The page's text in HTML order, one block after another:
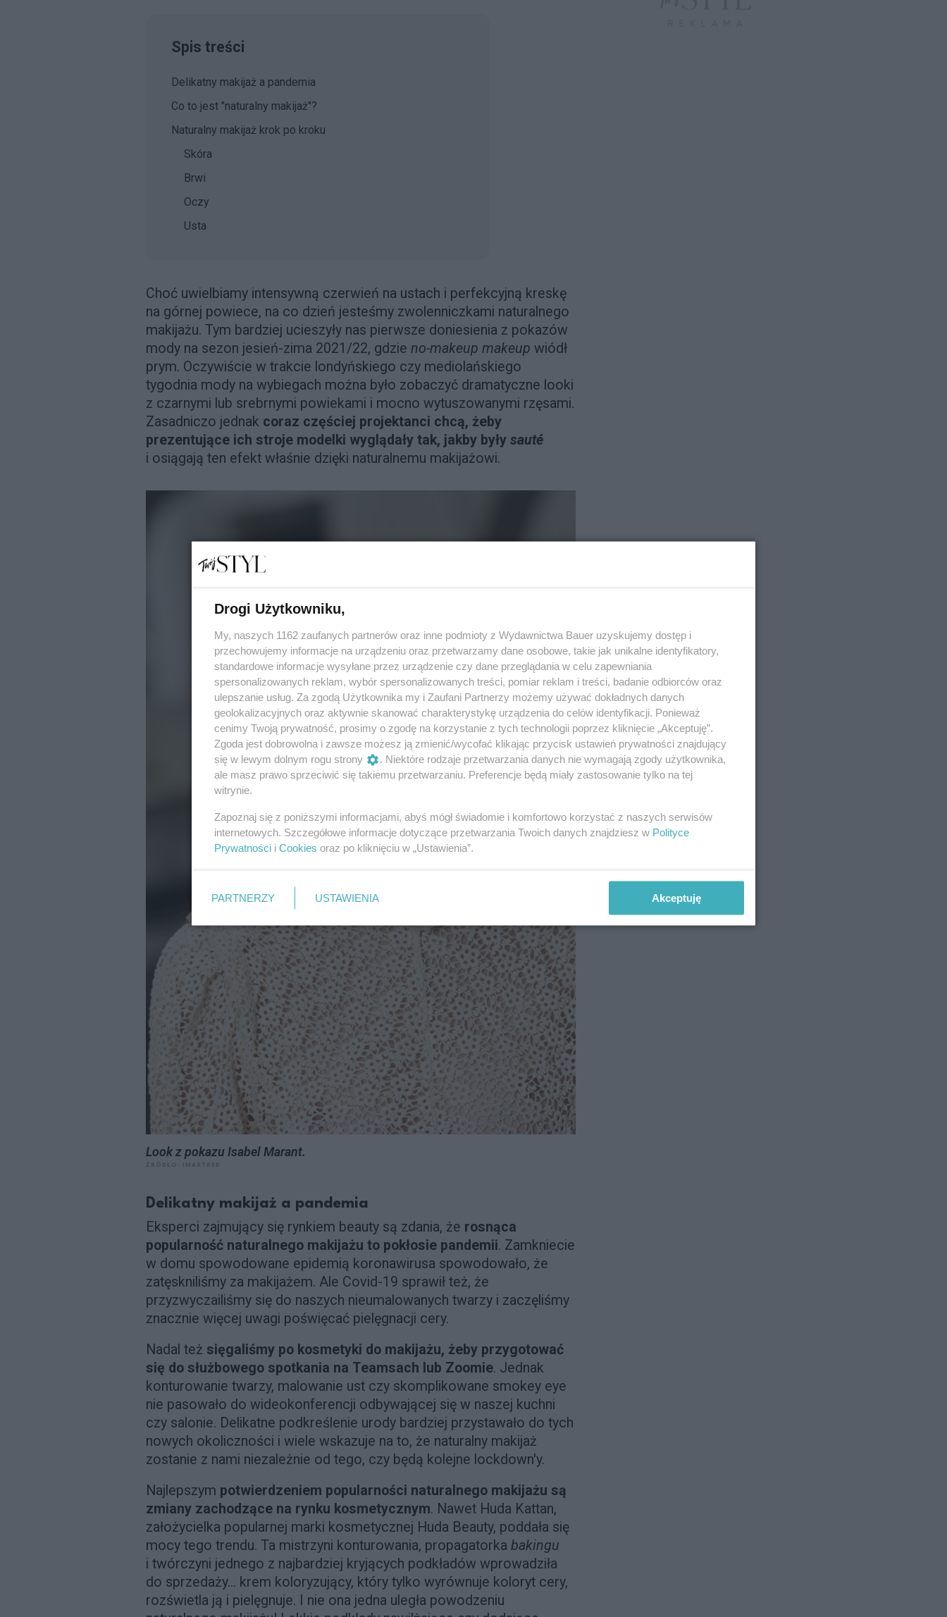
Spis treści
Delikatny makijaż a pandemia
Co to jest "naturalny makijaż"?
Naturalny makijaż krok po kroku
Skóra
Brwi
Oczy
Usta
Choć uwielbiamy intensywną czerwień na ustach i perfekcyjną kreskę
na górnej powiece, na co dzień jesteśmy zwolenniczkami naturalnego
makijażu. Tym bardziej ucieszyły nas pierwsze doniesienia z pokazów
mody na sezon jesień-zima 2021/22, gdzie no-makeup makeup wiódł
prym. Oczywiście w trakcie londyńskiego czy mediolańskiego
tygodnia mody na wybiegach można było zobaczyć dramatyczne looki
z czarnymi lub srebrnymi powiekami i mocno wytuszowanymi rzęsami.
Zasadniczo jednak coraz częściej projektanci chcą, żeby
prezentujące ich stroje modelki wyglądały tak, jakby były sauté
i osiągają ten efekt właśnie dzięki naturalnemu makijażowi.
Look z pokazu Isabel Marant.
Delikatny makijaż a pandemia
Eksperci zajmujący się rynkiem beauty są zdania, że rosnąca
popularność naturalnego makijażu to pokłosie pandemii. Zamkniecie
w domu spowodowane epidemią koronawirusa spowodowało, że
zatęskniliśmy za makijażem. Ale Covid-19 sprawił też, że
przyzwyczailiśmy się do naszych nieumalowanych twarzy i zaczęliśmy
znacznie więcej uwagi poświęcać pielęgnacji cery.
Nadal też sięgaliśmy po kosmetyki do makijażu, żeby przygotować
się do służbowego spotkania na Teamsach lub Zoomie. Jednak
konturowanie twarzy, malowanie ust czy skomplikowane smokey eye
nie pasowało do wideokonferencji odbywającej się w naszej kuchni
czy salonie. Delikatne podkreślenie urody bardziej przystawało do tych
nowych okoliczności i wiele wskazuje na to, że naturalny makijaż
zostanie z nami niezależnie od tego, czy będą kolejne lockdown'y.
Najlepszym potwierdzeniem popularności naturalnego makijażu są
zmiany zachodzące na rynku kosmetycznym. Nawet Huda Kattan,
założycielka popularnej marki kosmetycznej Huda Beauty, poddała się
mocy tego trendu. Ta mistrzyni konturowania, propagatorka bakingu
i twórczyni jednego z najbardziej kryjących podkładów wprowadziła
do sprzedaży... krem koloryzujący, który tylko wyrównuje koloryt cery,
rozświetla ją i pielęgnuje. I nie ona jedna uległa powodzeniu
Drogi Użytkowniku,
My, naszych 1162 zaufanych partnerów oraz inne podmioty z Wydawnictwa Bauer uzyskujemy dostęp i
przechowujemy informacje na urządzeniu oraz przetwarzamy dane osobowe, takie jak unikalne identyfikatory,
standardowe informacje wysyłane przez urządzenie czy dane przeglądania w celu zapewniania
spersonalizowanych reklam, wybór spersonalizowanych treści, pomiar reklam i treści, badanie odbiorców oraz
ulepszanie usług. Za zgodą Użytkownika my i Zaufani Partnerzy możemy używać dokładnych danych
geolokalizacyjnych oraz aktywnie skanować charakterystykę urządzenia do celów identyfikacji. Ponieważ
cenimy Twoją prywatność, prosimy o zgodę na korzystanie z tych technologii poprzez kliknięcie „Akceptuję”.
Zgoda jest dobrowolna i zawsze możesz ją zmienić/wycofać klikając przycisk ustawień prywatności znajdujący
się w lewym dolnym rogu strony
. Niektóre rodzaje przetwarzania danych nie wymagają zgody użytkownika,
ale masz prawo sprzeciwić się takiemu przetwarzaniu. Preferencje będą miały zastosowanie tylko na tej
witrynie.
Zapoznaj się z poniższymi informacjami, abyś mógł świadomie i komfortowo korzystać z naszych serwisów
internetowych. Szczegółowe informacje dotyczące przetwarzania Twoich danych znajdziesz w Polityce
Prywatności i Cookies oraz po kliknięciu w „Ustawienia”.
PARTNERZY USTAWIENIA Akceptuję